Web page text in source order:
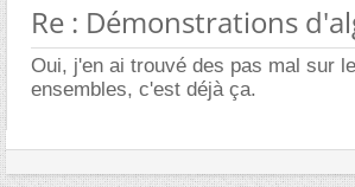
Re : Démonstrations
Oui, j'en ai trouvé des pas mal sur
ensembles, c'est déjà ça.